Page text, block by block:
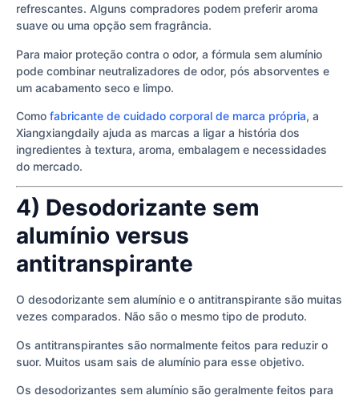
refrescantes. Alguns compradores podem preferir aroma
suave ou uma opção sem fragrância.
Para maior proteção contra o odor, a fórmula sem alumínio
pode combinar neutralizadores de odor, pós absorventes e
um acabamento seco e limpo.
Como fabricante de cuidado corporal de marca própria, a
Xiangxiangdaily ajuda as marcas a ligar a história dos
ingredientes à textura, aroma, embalagem e necessidades
do mercado.
4) Desodorizante sem
alumínio versus
antitranspirante
O desodorizante sem alumínio e o antitranspirante são muitas
vezes comparados. Não são o mesmo tipo de produto.
Os antitranspirantes são normalmente feitos para reduzir o
suor. Muitos usam sais de alumínio para esse objetivo.
Os desodorizantes sem alumínio são geralmente feitos para